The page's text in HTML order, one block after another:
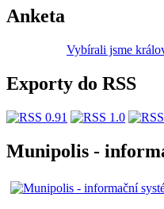
Anketa
Vybírali jsme
Exporty do RSS
Munipolis -